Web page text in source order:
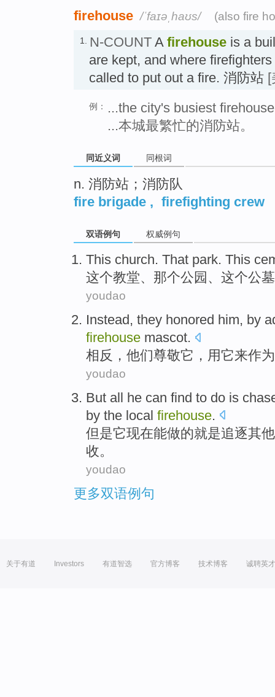
firehouse /ˈfaɪəˌhaʊs/ (also fire
1. N-COUNT A firehouse is a
are kept, and where
called to put out a fire. 消防站 [
例：
...the city's busiest
...本城最繁忙的消防站。
同近义词 同根词
n. 消防站；消防队
fire brigade , firefighting crew
双语例句 权威例句
This church. That park. This
这个教堂、 那个公园 、这个公墓
youdao
Instead, they honored him, by
firehouse mascot.
相反 ， 他们尊敬它 ， 用它来作为
youdao
But all he can find to do is
by the local firehouse.
但是它现在能做的就是追逐其他
收。
youdao
更多双语例句
关于有道 Investors 有道智选 官方博客 技术博客 诚聘英才